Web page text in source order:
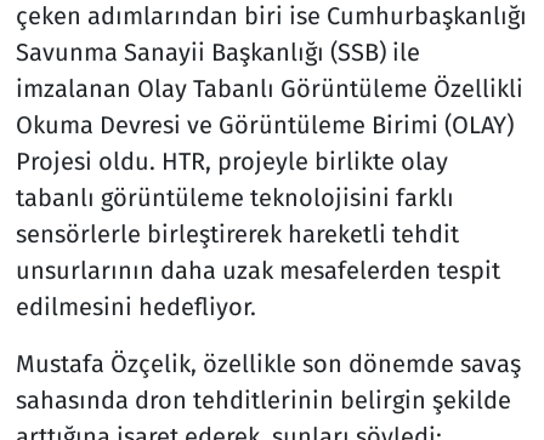
çeken adımlarından biri ise Cumhurbaşkanlığı
Savunma Sanayii Başkanlığı (SSB) ile
imzalanan Olay Tabanlı Görüntüleme Özellikli
Okuma Devresi ve Görüntüleme Birimi (OLAY)
Projesi oldu. HTR, projeyle birlikte olay
tabanlı görüntüleme teknolojisini farklı
sensörlerle birleştirerek hareketli tehdit
unsurlarının daha uzak mesafelerden tespit
edilmesini hedefliyor.
Mustafa Özçelik, özellikle son dönemde savaş
sahasında dron tehditlerinin belirgin şekilde